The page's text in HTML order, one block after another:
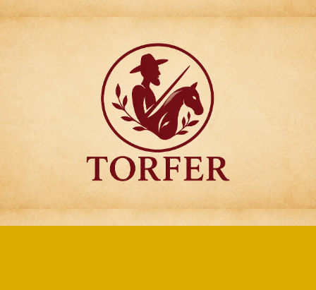
Articulos para
Regalo Torfer.